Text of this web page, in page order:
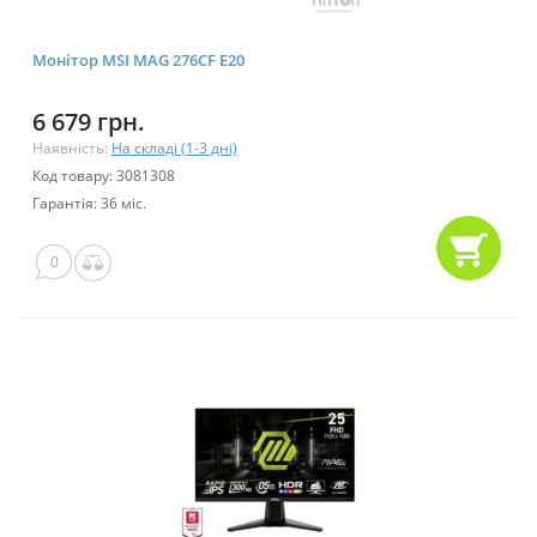
Монітор MSI MAG 276CF E20
6 679 грн.
Наявність: На складі (1-3 дні)
Код товару: 3081308
Гарантія: 36 міс.
0